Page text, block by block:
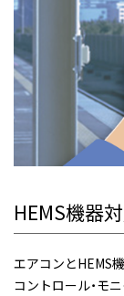
HEMS機器
エアコンとHEMS
コントロール・モ